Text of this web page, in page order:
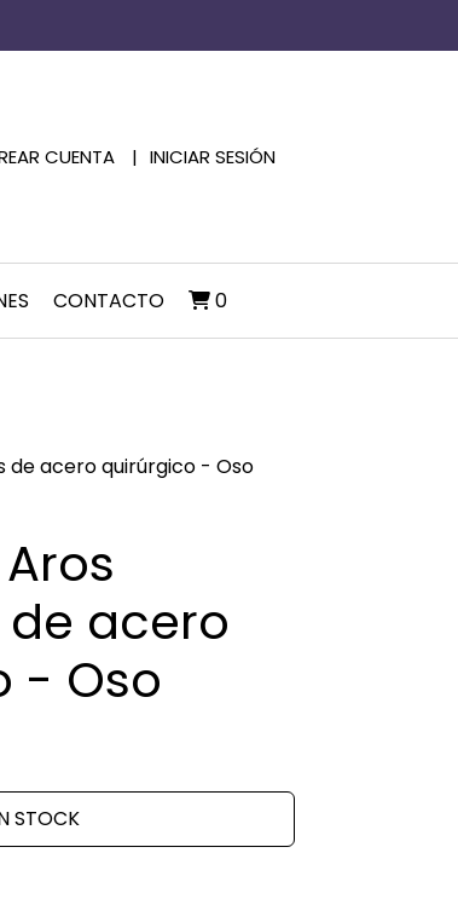
CUENTA INICIAR SESIÓN
CONTACTO 0
de acero quirúrgico - Oso
acero
- Oso
STOCK